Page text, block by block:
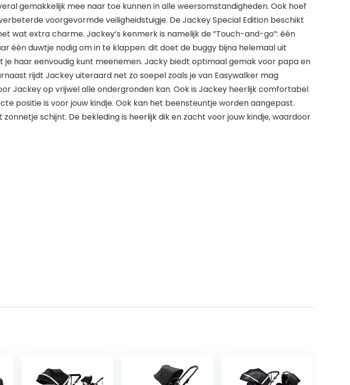
gemakkelijk mee naar toe kunnen in alle weersomstandigheden. Ook hoef
voorgevormde veiligheidstuigje. De Jackey Special Edition beschikt
wat extra charme. Jackey’s kenmerk is namelijk de ”Touch-and-go”: één
één duwtje nodig om in te klappen: dit doet de buggy bijna helemaal uit
haar eenvoudig kunt meenemen. Jacky biedt optimaal gemak voor papa en
rijdt Jackey uiteraard net zo soepel zoals je van Easywalker mag
Jackey op vrijwel alle ondergronden kan. Ook is Jackey heerlijk comfortabel
positie is voor jouw kindje. Ook kan het beensteuntje worden aangepast.
schijnt. De bekleding is heerlijk dik en zacht voor jouw kindje, waardoor